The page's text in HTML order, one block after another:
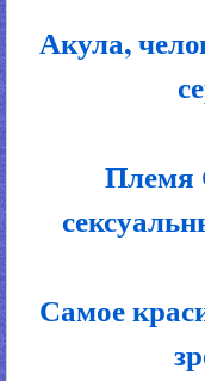
Акула,
Племя
Самое